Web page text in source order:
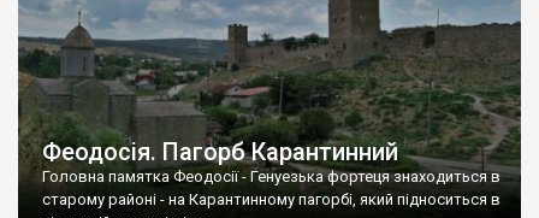
Феодосія. Пагорб Карантинний
Головна памятка Феодосії - Генуезька фортеця знаходиться в
старому районі - на Карантинному пагорбі, який підноситься в